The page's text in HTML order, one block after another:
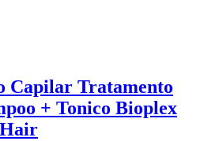
Capilar Tratamento
+ Tonico Bioplex
Hair